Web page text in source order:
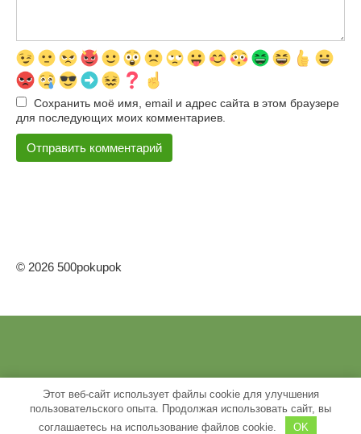
Сохранить моё имя, email и адрес сайта в этом браузере
для последующих моих комментариев.
© 2026 500pokupok
Этот веб-сайт использует файлы cookie для улучшения
пользовательского опыта. Продолжая использовать сайт, вы
соглашаетесь на использование файлов cookie.
OK